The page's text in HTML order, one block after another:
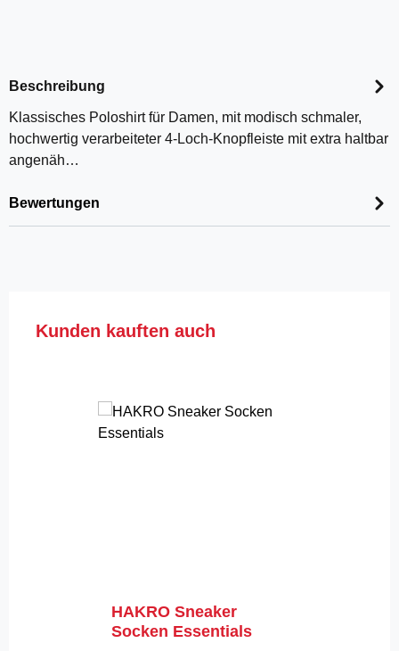
Beschreibung
Klassisches Poloshirt für Damen, mit modisch schmaler,
hochwertig verarbeiteter 4-Loch-Knopfleiste mit extra haltbar
angenäh…
Bewertungen
Produktgalerie überspringen
Kunden kauften auch
HAKRO Sneaker
Socken Essentials